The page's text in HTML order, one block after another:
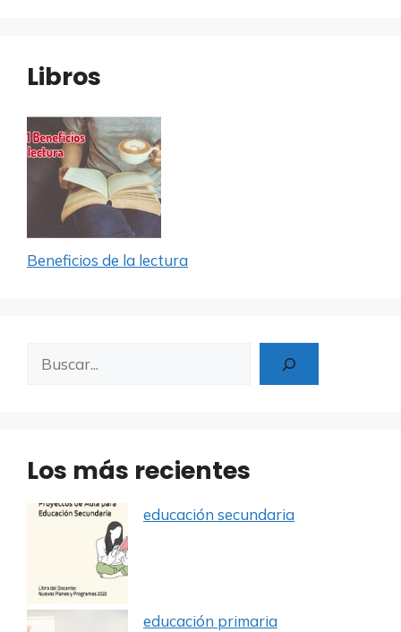
Libros
Beneficios de la lectura
Los más recientes
educación secundaria
educación primaria